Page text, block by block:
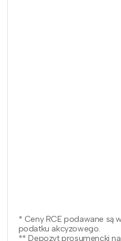
* Ceny RCE podawane są
podatku akcyzowego.
** Depozyt prosumencki